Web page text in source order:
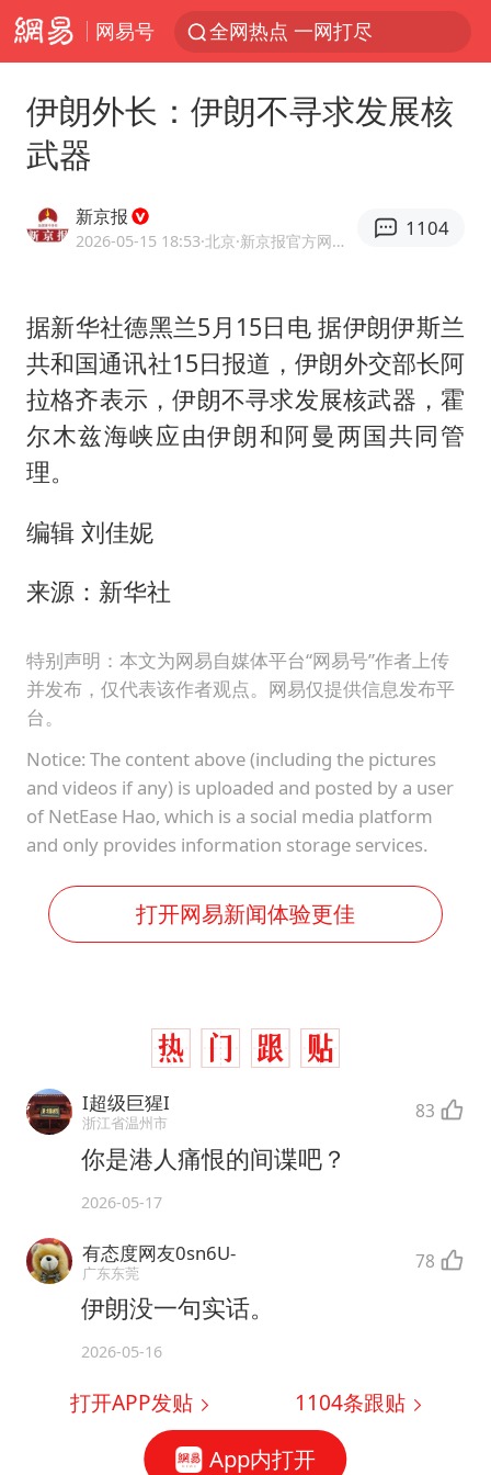
网易号 全网热点 一网打尽
伊朗外长：伊朗不寻求发展核
武器
新京报
2026-05-15 18:53·北京 ·新京报官方网易号
1104
据新华社德黑兰5月15日电 据伊朗伊斯兰
共和国通讯社15日报道，伊朗外交部长阿
拉格齐表示，伊朗不寻求发展核武器，霍
尔木兹海峡应由伊朗和阿曼两国共同管
理。
编辑 刘佳妮
来源：新华社
特别声明：本文为网易自媒体平台“网易号”作者上传
并发布，仅代表该作者观点。网易仅提供信息发布平
台。
Notice: The content above (including the pictures
and videos if any) is uploaded and posted by a user
of NetEase Hao, which is a social media platform
and only provides information storage services.
打开网易新闻体验更佳
I超级巨猩I
浙江省温州市 83
你是港人痛恨的间谍吧？
2026-05-17
有态度网友0sn6U-
广东东莞 78
伊朗没一句实话。
2026-05-16
打开APP发贴 1104条跟贴
App内打开